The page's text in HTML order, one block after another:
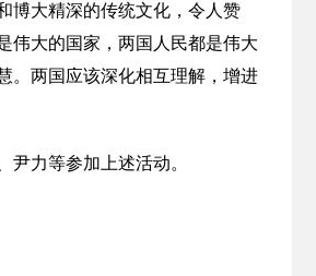
博大精深的传统文化，令人赞
伟大的国家，两国人民都是伟大
。两国应该深化相互理解，增进
尹力等参加上述活动。